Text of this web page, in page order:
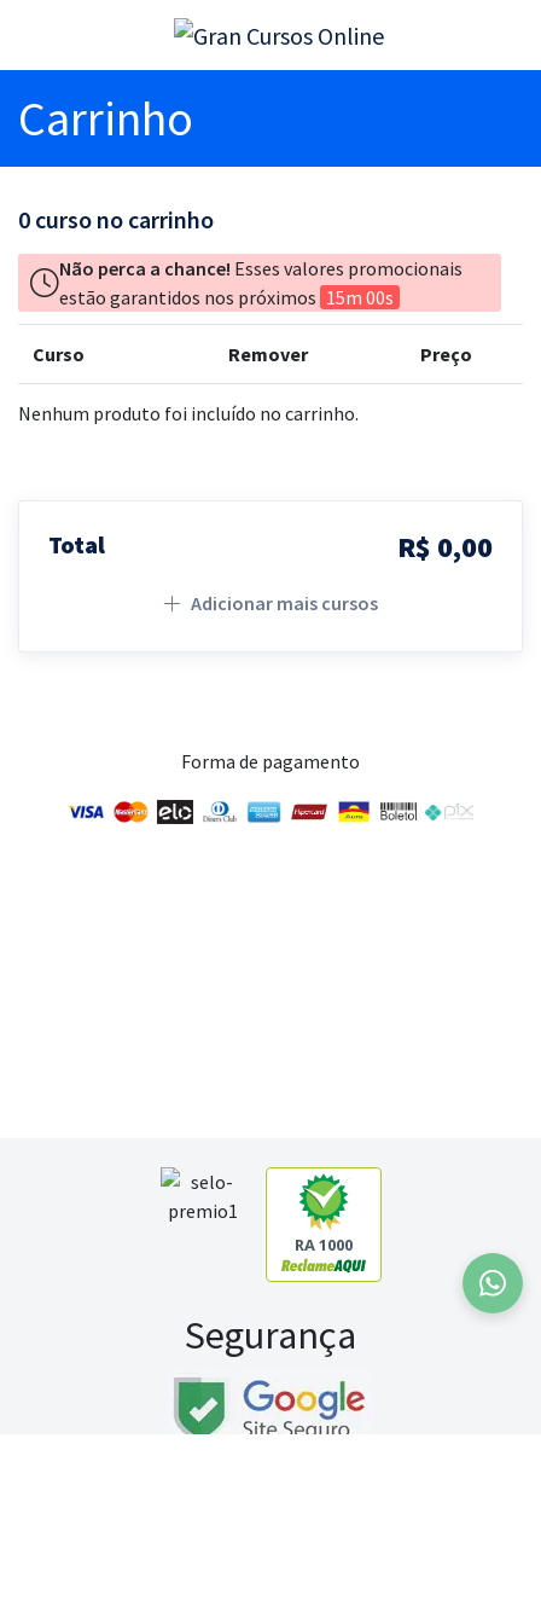
Carrinho
0 curso no carrinho
Não perca a chance! Esses valores promocionais
estão garantidos nos próximos 15m 00s
Curso Remover Preço
Nenhum produto foi incluído no carrinho.
Total R$ 0,00
Adicionar mais cursos
Forma de pagamento
RA 1000
Segurança